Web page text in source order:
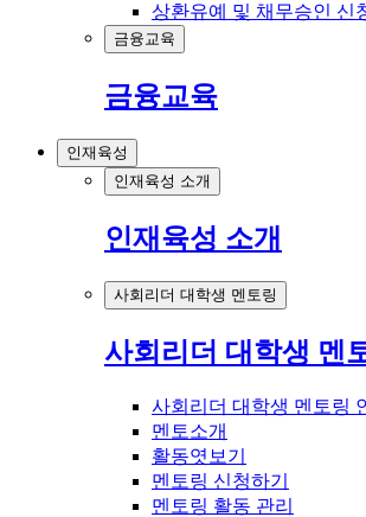
상환유예 및 채무승인 신
금융교육
금융교육
인재육성
인재육성 소개
인재육성 소개
사회리더 대학생 멘토링
사회리더 대학생 멘
사회리더 대학생 멘토링
멘토소개
활동엿보기
멘토링 신청하기
멘토링 활동 관리